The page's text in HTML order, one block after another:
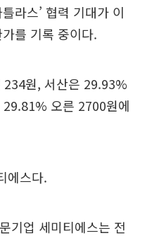
라스’ 협력 기대가 이
를 기록 중이다.
234원, 서산은 29.93%
오른 2700원에
에스다.
기업 세미티에스는 전